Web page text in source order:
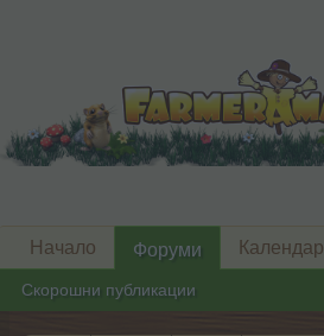
Начало Форуми
Скорошни публикации
Календар